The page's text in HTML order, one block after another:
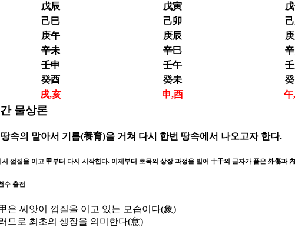
戊辰
戊寅
己巳
己卯
庚午
庚辰
辛未
辛巳
壬申
壬午
癸酉
癸未
戌,亥
申,酉 午
물상론
속의 맡아서 기름(養育)을 거쳐 다시 한번 땅속에서 나오고자 한다.
서 껍질을 이고 甲부터 다시 시작한다. 이제부터 초목의 상장 과정을 빌어 十干의 글자가 품은 外傷과
수 출전-
은 씨앗이 껍질을 이고 있는 모습이다(象)
므로 최초의 생장을 의미한다(意)